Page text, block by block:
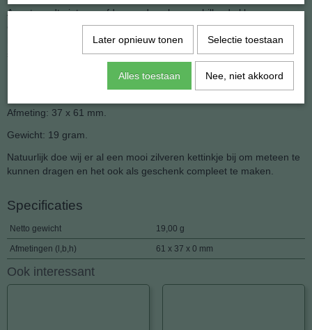
Agaat wordt niet geverfd maar de vele verschillende kleuren
onstaan door de agaat schijfjes lange tijd in verschillende zuren te
leggen waardoor het kleurspectrum veranderd. Afhankelijk van het
soort zuur krijgt het haar eigen kleur. Dit kan dus nooit afgeven aan
Afmeting: 37 x 61 mm.
Gewicht: 19 gram.
Natuurlijk doe wij er al een mooi zilveren kettinkje bij om meteen te
kunnen dragen en het ook als geschenk compleet te maken.
Specificaties
Netto gewicht 19,00 g
Afmetingen (l,b,h) 61 x 37 x 0 mm
Ook interessant
Later opnieuw tonen Selectie toestaan
Alles toestaan Nee, niet akkoord